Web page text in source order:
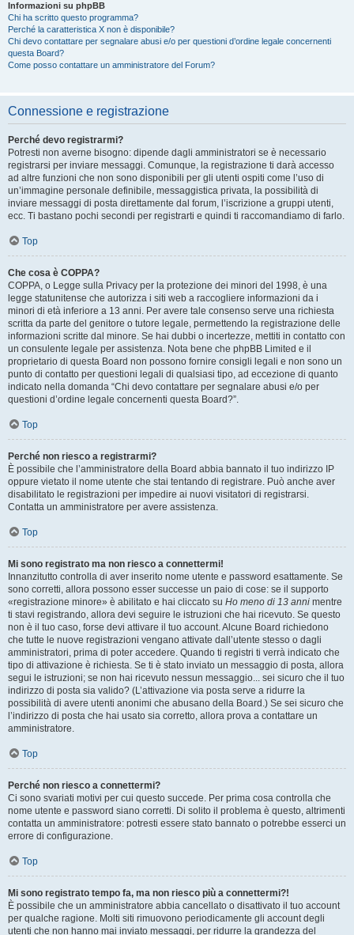
Informazioni su phpBB
Chi ha scritto questo programma?
Perché la caratteristica X non è disponibile?
Chi devo contattare per segnalare abusi e/o per questioni d’ordine legale concernenti
questa Board?
Come posso contattare un amministratore del Forum?
Connessione e registrazione
Perché devo registrarmi?
Potresti non averne bisogno: dipende dagli amministratori se è necessario
registrarsi per inviare messaggi. Comunque, la registrazione ti darà accesso
ad altre funzioni che non sono disponibili per gli utenti ospiti come l’uso di
un’immagine personale definibile, messaggistica privata, la possibilità di
inviare messaggi di posta direttamente dal forum, l’iscrizione a gruppi utenti,
ecc. Ti bastano pochi secondi per registrarti e quindi ti raccomandiamo di farlo.
Top
Che cosa è COPPA?
COPPA, o Legge sulla Privacy per la protezione dei minori del 1998, è una
legge statunitense che autorizza i siti web a raccogliere informazioni da i
minori di età inferiore a 13 anni. Per avere tale consenso serve una richiesta
scritta da parte del genitore o tutore legale, permettendo la registrazione delle
informazioni scritte dal minore. Se hai dubbi o incertezze, mettiti in contatto con
un consulente legale per assistenza. Nota bene che phpBB Limited e il
proprietario di questa Board non possono fornire consigli legali e non sono un
punto di contatto per questioni legali di qualsiasi tipo, ad eccezione di quanto
indicato nella domanda “Chi devo contattare per segnalare abusi e/o per
questioni d’ordine legale concernenti questa Board?”.
Top
Perché non riesco a registrarmi?
È possibile che l’amministratore della Board abbia bannato il tuo indirizzo IP
oppure vietato il nome utente che stai tentando di registrare. Può anche aver
disabilitato le registrazioni per impedire ai nuovi visitatori di registrarsi.
Contatta un amministratore per avere assistenza.
Top
Mi sono registrato ma non riesco a connettermi!
Innanzitutto controlla di aver inserito nome utente e password esattamente. Se
sono corretti, allora possono esser successe un paio di cose: se il supporto
«registrazione minore» è abilitato e hai cliccato su Ho meno di 13 anni mentre
ti stavi registrando, allora devi seguire le istruzioni che hai ricevuto. Se questo
non è il tuo caso, forse devi attivare il tuo account. Alcune Board richiedono
che tutte le nuove registrazioni vengano attivate dall’utente stesso o dagli
amministratori, prima di poter accedere. Quando ti registri ti verrà indicato che
tipo di attivazione è richiesta. Se ti è stato inviato un messaggio di posta, allora
segui le istruzioni; se non hai ricevuto nessun messaggio... sei sicuro che il tuo
indirizzo di posta sia valido? (L’attivazione via posta serve a ridurre la
possibilità di avere utenti anonimi che abusano della Board.) Se sei sicuro che
l’indirizzo di posta che hai usato sia corretto, allora prova a contattare un
amministratore.
Top
Perché non riesco a connettermi?
Ci sono svariati motivi per cui questo succede. Per prima cosa controlla che
nome utente e password siano corretti. Di solito il problema è questo, altrimenti
contatta un amministratore: potresti essere stato bannato o potrebbe esserci un
errore di configurazione.
Top
Mi sono registrato tempo fa, ma non riesco più a connettermi?!
È possibile che un amministratore abbia cancellato o disattivato il tuo account
per qualche ragione. Molti siti rimuovono periodicamente gli account degli
utenti che non hanno mai inviato messaggi, per ridurre la grandezza del